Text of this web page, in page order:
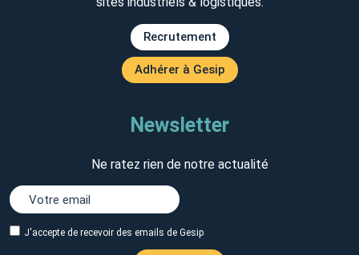
Recrutement
Adhérer à Gesip
Newsletter
Ne ratez rien de notre actualité
J'accepte de recevoir des emails de Gesip